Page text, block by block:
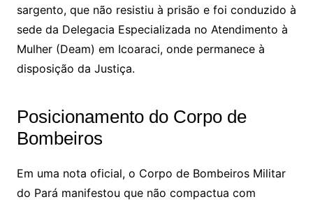
sargento, que não resistiu à prisão e foi conduzido à
sede da Delegacia Especializada no Atendimento à
Mulher (Deam) em Icoaraci, onde permanece à
disposição da Justiça.
Posicionamento do Corpo de
Bombeiros
Em uma nota oficial, o Corpo de Bombeiros Militar
do Pará manifestou que não compactua com